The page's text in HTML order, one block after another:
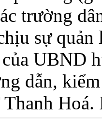
trường
sự
UBND
dẫn,
Hoá.